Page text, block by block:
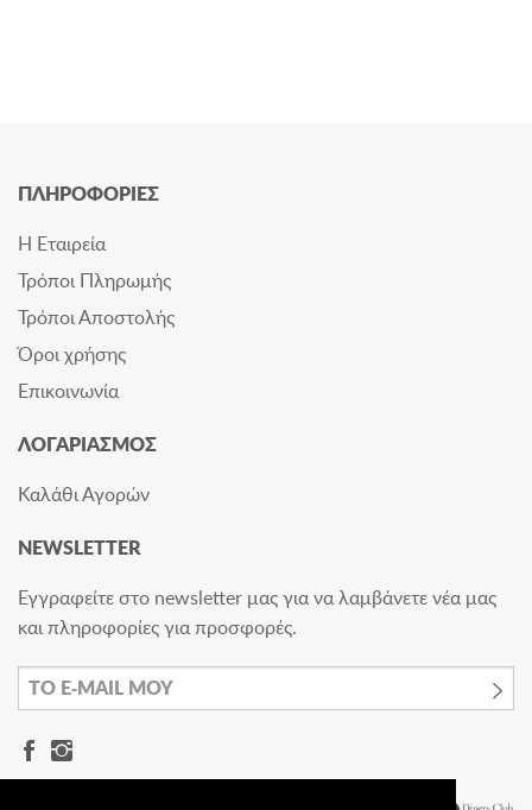
ΠΛΗΡΟΦΟΡΙΕΣ
Η Εταιρεία
Τρόποι Πληρωμής
Τρόποι Αποστολής
Όροι χρήσης
Επικοινωνία
ΛΟΓΑΡΙΑΣΜΟΣ
Καλάθι Αγορών
NEWSLETTER
Εγγραφείτε στο newsletter μας για να λαμβάνετε νέα μας
και πληροφορίες για προσφορές.